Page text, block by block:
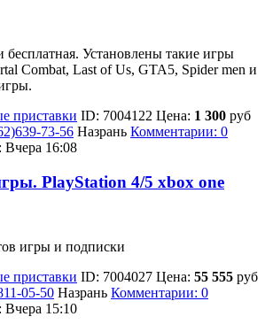
бесплатная. Установлены такие игры
Combat, Last of Us, GTA5, Spider men и
приставки ID: 7004122 Цена: 1 300 руб
73-56 Назрань Комментарии: 0
Вчера 16:08
PlayStation 4/5 xbox one
игры и подписки
приставки ID: 7004027 Цена: 55 555 руб
05-50 Назрань Комментарии: 0
Вчера 15:10